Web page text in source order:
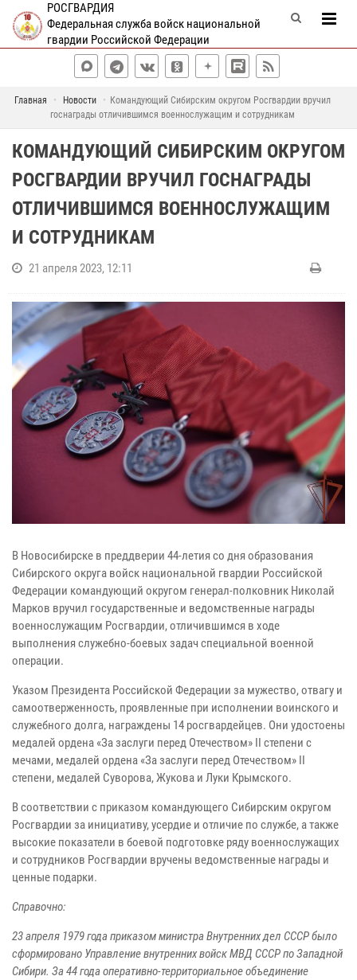
РОСГВАРДИЯ
Федеральная служба войск национальной
гвардии Российской Федерации
Главная Новости
Командующий Сибирским округом Росгвардии вручил
госнаграды отличившимся военнослужащим и сотрудникам
КОМАНДУЮЩИЙ СИБИРСКИМ ОКРУГОМ
РОСГВАРДИИ ВРУЧИЛ ГОСНАГРАДЫ
ОТЛИЧИВШИМСЯ ВОЕННОСЛУЖАЩИМ
И СОТРУДНИКАМ
21 апреля 2023, 12:11
В Новосибирске в преддверии 44-летия со дня образования
Сибирского округа войск национальной гвардии Российской
Федерации командующий округом генерал-полковник Николай
Марков вручил государственные и ведомственные награды
военнослужащим Росгвардии, отличившимся в ходе
выполнения служебно-боевых задач специальной военной
операции.
Указом Президента Российской Федерации за мужество, отвагу и
самоотверженность, проявленные при исполнении воинского и
служебного долга, награждены 14 росгвардейцев. Они удостоены
медалей ордена «За заслуги перед Отечеством» II степени с
мечами, медалей ордена «За заслуги перед Отечеством» II
степени, медалей Суворова, Жукова и Луки Крымского.
В соответствии с приказом командующего Сибирским округом
Росгвардии за инициативу, усердие и отличие по службе, а также
высокие показатели в боевой подготовке ряду военнослужащих
и сотрудников Росгвардии вручены ведомственные награды и
ценные подарки.
Справочно:
23 апреля 1979 года приказом министра Внутренних дел СССР было
сформировано Управление внутренних войск МВД СССР по Западной
Сибири. За 44 года оперативно-территориальное объединение